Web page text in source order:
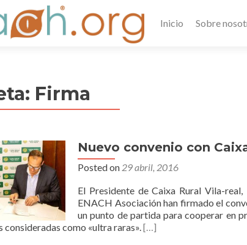
Menu
Inicio Sobre
Firma
Nuevo convenio con
Posted on 29 abril, 2016
El Presidente de Caixa Rural Vila-
ENACH Asociación han firmado el
un punto de partida para cooperar en
consideradas como «ultra raras».[…]